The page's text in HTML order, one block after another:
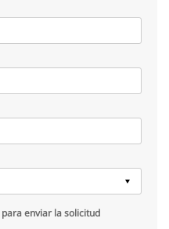
para enviar la solicitud